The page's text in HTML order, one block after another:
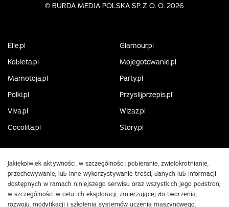
© BURDA MEDIA POLSKA SP. Z O. O. 2026
Elle.pl
Glamour.pl
Kobieta.pl
Mojegotowanie.pl
Mamotoja.pl
Party.pl
Polki.pl
Przyslijprzepis.pl
Viva.pl
Wizaz.pl
Cocolita.pl
Story.pl
Jakiekolwiek aktywności, w szczególności: pobieranie, zwielokrotnianie,
przechowywanie, lub inne wykorzystywanie treści, danych lub informacji
dostępnych w ramach niniejszego serwisu oraz wszystkich jego podstron,
w szczególności w celu ich eksploracji, zmierzającej do tworzenia,
rozwoju, modyfikacji i szkolenia systemów uczenia maszynowego,